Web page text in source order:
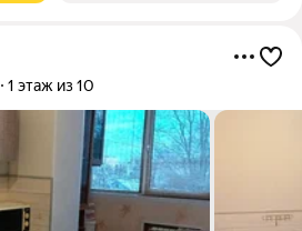
1 этаж из 10